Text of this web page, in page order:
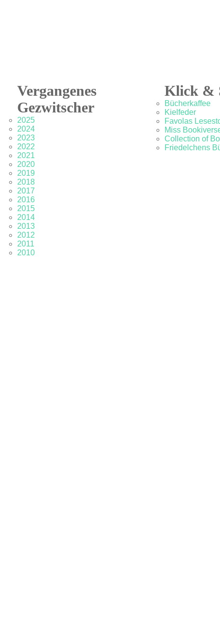
Vergangenes
Gezwitscher
2025
2024
2023
2022
2021
2020
2019
2018
2017
2016
2015
2014
2013
2012
2011
2010
Klick &
Bücherkaffee
Kielfeder
Favolas
Miss
Collection of
Friedelchens